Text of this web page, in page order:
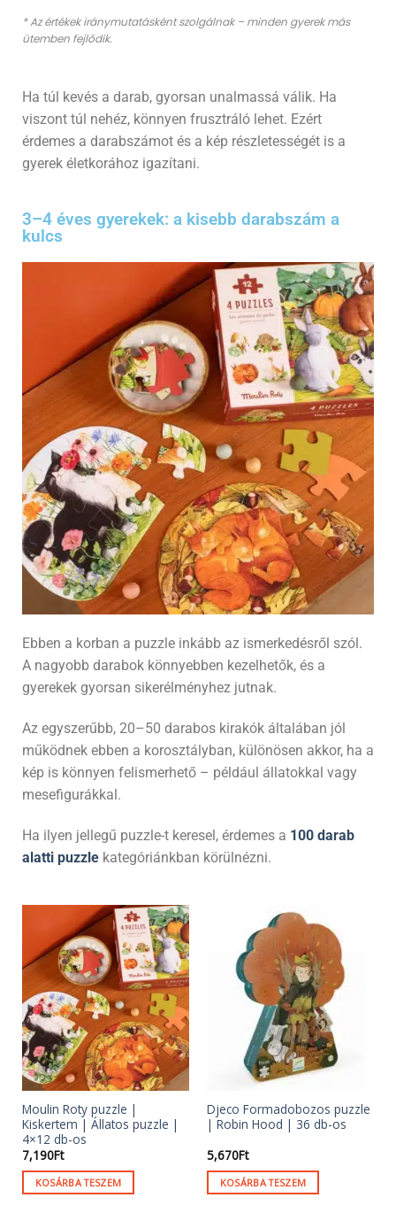
* Az értékek iránymutatásként szolgálnak – minden gyerek más
ütemben fejlődik.
Ha túl kevés a darab, gyorsan unalmassá válik. Ha
viszont túl nehéz, könnyen frusztráló lehet. Ezért
érdemes a darabszámot és a kép részletességét is a
gyerek életkorához igazítani.
3–4 éves gyerekek: a kisebb darabszám a
kulcs
Ebben a korban a puzzle inkább az ismerkedésről szól.
A nagyobb darabok könnyebben kezelhetők, és a
gyerekek gyorsan sikerélményhez jutnak.
Az egyszerűbb, 20–50 darabos kirakók általában jól
működnek ebben a korosztályban, különösen akkor, ha a
kép is könnyen felismerhető – például állatokkal vagy
mesefigurákkal.
Ha ilyen jellegű puzzle-t keresel, érdemes a 100 darab
alatti puzzle kategóriánkban körülnézni.
Moulin Roty puzzle |
Kiskertem | Állatos puzzle |
4×12 db-os
7,190Ft
KOSÁRBA TESZEM
Djeco Formadobozos puzzle
| Robin Hood | 36 db-os
5,670Ft
KOSÁRBA TESZEM